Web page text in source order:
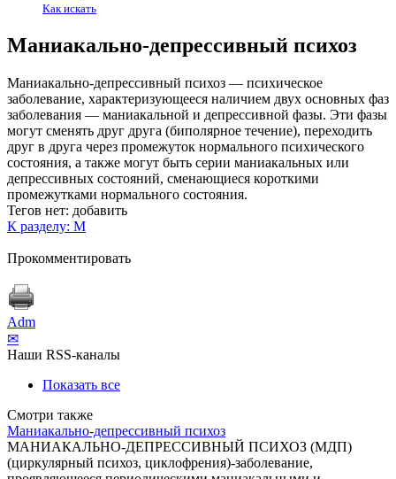
Как искать
Маниакально-депрессивный психоз
Маниакально-депрессивный психоз — психическое
заболевание, характеризующееся наличием двух основных фаз
заболевания — маниакальной и депрессивной фазы. Эти фазы
могут сменять друг друга (биполярное течение), переходить
друг в друга через промежуток нормального психического
состояния, а также могут быть серии маниакальных или
депрессивных состояний, сменающиеся короткими
промежутками нормального состояния.
Тегов нет: добавить
К разделу: М
Прокомментировать
Adm
✉
Наши RSS-каналы
Показать все
Смотри также
Маниакально-депрессивный психоз
МАНИАКАЛЬНО-ДЕПРЕССИВНЫЙ ПСИХОЗ (МДП)
(циркулярный психоз, циклофрения)-заболевание,